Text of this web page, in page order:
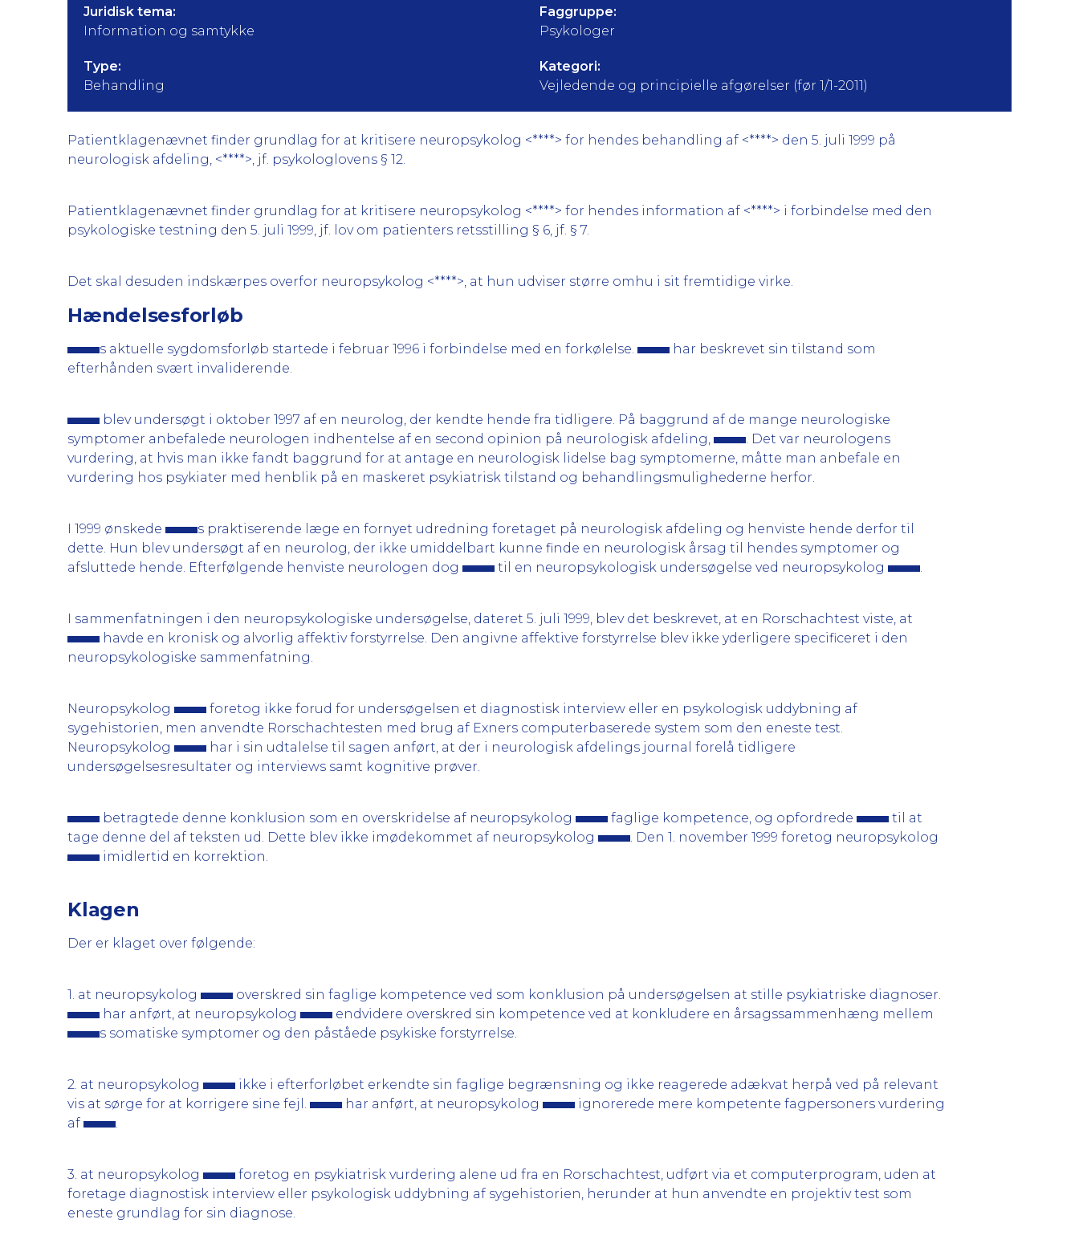
Juridisk tema:
Information og samtykke
Faggruppe:
Psykologer
Type:
Behandling
Kategori:
Vejledende og principielle afgørelser (før 1/1-2011)
Patientklagenævnet finder grundlag for at kritisere neuropsykolog <****> for hendes behandling af <****> den 5. juli 1999 på
neurologisk afdeling, <****>, jf. psykologlovens § 12.
Patientklagenævnet finder grundlag for at kritisere neuropsykolog <****> for hendes information af <****> i forbindelse med den
psykologiske testning den 5. juli 1999, jf. lov om patienters retsstilling § 6, jf. § 7.
Det skal desuden indskærpes overfor neuropsykolog <****>, at hun udviser større omhu i sit fremtidige virke.
Hændelsesforløb
s aktuelle sygdomsforløb startede i februar 1996 i forbindelse med en forkølelse.
har beskrevet sin tilstand som
efterhånden svært invaliderende.
blev undersøgt i oktober 1997 af en neurolog, der kendte hende fra tidligere. På baggrund af de mange neurologiske
symptomer anbefalede neurologen indhentelse af en second opinion på neurologisk afdeling,
. Det var neurologens
vurdering, at hvis man ikke fandt baggrund for at antage en neurologisk lidelse bag symptomerne, måtte man anbefale en
vurdering hos psykiater med henblik på en maskeret psykiatrisk tilstand og behandlingsmulighederne herfor.
I 1999 ønskede
s praktiserende læge en fornyet udredning foretaget på neurologisk afdeling og henviste hende derfor til
dette. Hun blev undersøgt af en neurolog, der ikke umiddelbart kunne finde en neurologisk årsag til hendes symptomer og
afsluttede hende. Efterfølgende henviste neurologen dog
til en neuropsykologisk undersøgelse ved neuropsykolog .
I sammenfatningen i den neuropsykologiske undersøgelse, dateret 5. juli 1999, blev det beskrevet, at en Rorschachtest viste, at
havde en kronisk og alvorlig affektiv forstyrrelse. Den angivne affektive forstyrrelse blev ikke yderligere specificeret i den
neuropsykologiske sammenfatning.
Neuropsykolog
foretog ikke forud for undersøgelsen et diagnostisk interview eller en psykologisk uddybning af
sygehistorien, men anvendte Rorschachtesten med brug af Exners computerbaserede system som den eneste test.
Neuropsykolog
har i sin udtalelse til sagen anført, at der i neurologisk afdelings journal forelå tidligere
undersøgelsesresultater og interviews samt kognitive prøver.
betragtede denne konklusion som en overskridelse af neuropsykolog faglige kompetence, og opfordrede
til at
tage denne del af teksten ud. Dette blev ikke imødekommet af neuropsykolog
. Den 1. november 1999 foretog neuropsykolog
imidlertid en korrektion.
Klagen
Der er klaget over følgende:
1. at neuropsykolog
overskred sin faglige kompetence ved som konklusion på undersøgelsen at stille psykiatriske diagnoser.
har anført, at neuropsykolog
endvidere overskred sin kompetence ved at konkludere en årsagssammenhæng mellem
s somatiske symptomer og den påståede psykiske forstyrrelse.
2. at neuropsykolog
ikke i efterforløbet erkendte sin faglige begrænsning og ikke reagerede adækvat herpå ved på relevant
vis at sørge for at korrigere sine fejl.
har anført, at neuropsykolog
ignorerede mere kompetente fagpersoners vurdering
af
.
3. at neuropsykolog
foretog en psykiatrisk vurdering alene ud fra en Rorschachtest, udført via et computerprogram, uden at
foretage diagnostisk interview eller psykologisk uddybning af sygehistorien, herunder at hun anvendte en projektiv test som
eneste grundlag for sin diagnose.